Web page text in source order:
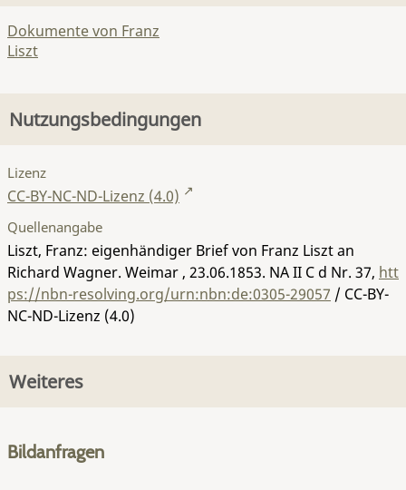
Dokumente von Franz
Liszt
Nutzungsbedingungen
Lizenz
CC-BY-NC-ND-Lizenz (4.0)
Quellenangabe
Liszt, Franz: eigenhändiger Brief von Franz Liszt an
Richard Wagner. Weimar , 23.06.1853. NA II C d Nr. 37, htt
ps://nbn-resolving.org/urn:nbn:de:0305-29057 / CC-BY-
NC-ND-Lizenz (4.0)
Weiteres
Bildanfragen